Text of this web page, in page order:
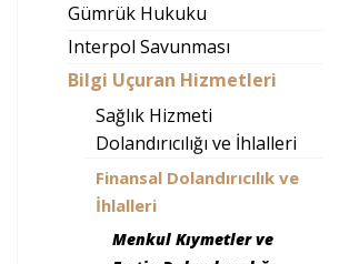
Gümrük Hukuku
Interpol Savunması
Bilgi Uçuran Hizmetleri
Sağlık Hizmeti
Dolandırıcılığı ve İhlalleri
Finansal Dolandırıcılık ve
İhlalleri
Menkul Kıymetler ve